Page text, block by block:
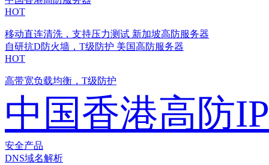
HOT
移动直连清洗，支持压力测试 新加坡高防服务器
自研抗D防火墙，T级防护 美国高防服务器
HOT
高带宽负载均衡，T级防护
中国香港高防IP
安全产品
DNS域名解析